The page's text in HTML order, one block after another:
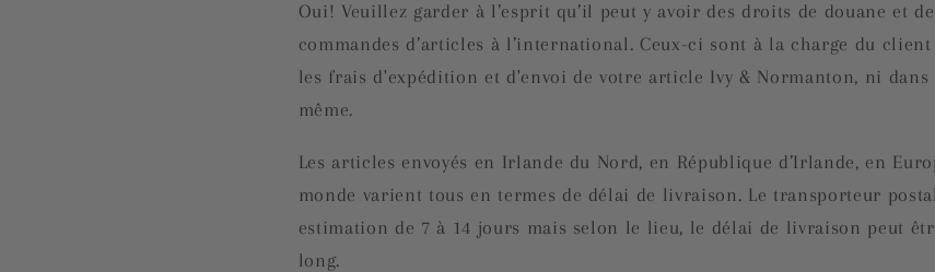
Oui! Veuillez garder à l’esprit qu’il peut y avoir des droits de douane et
commandes d’articles à l’international. Ceux-ci sont à la charge du
les frais d'expédition et d'envoi de votre article Ivy & Normanton, ni
même.
Les articles envoyés en Irlande du Nord, en République d’Irlande, en
monde varient tous en termes de délai de livraison. Le transporteur
estimation de 7 à 14 jours mais selon le lieu, le délai de livraison peut
long.